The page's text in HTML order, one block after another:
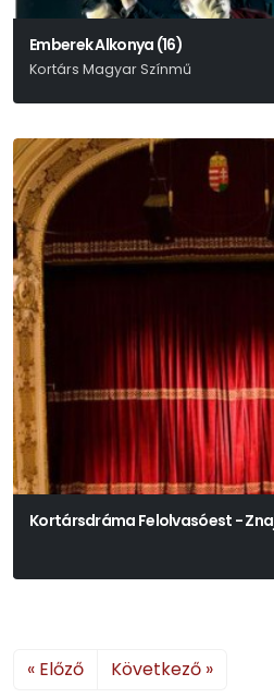
Emberek Alkonya (16)
Kortárs Magyar Színmű
Kortársdráma Felolvasóest -
« Előző Következő »